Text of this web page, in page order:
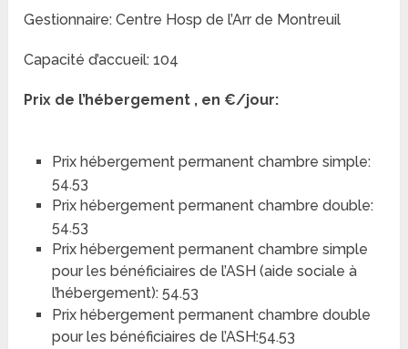
Gestionnaire: Centre Hosp de l’Arr de Montreuil
Capacité d’accueil: 104
Prix de l’hébergement , en €/jour:
Prix hébergement permanent chambre simple:
54.53
Prix hébergement permanent chambre double:
54.53
Prix hébergement permanent chambre simple
pour les bénéficiaires de l’ASH (aide sociale à
l’hébergement): 54.53
Prix hébergement permanent chambre double
pour les bénéficiaires de l’ASH:54.53